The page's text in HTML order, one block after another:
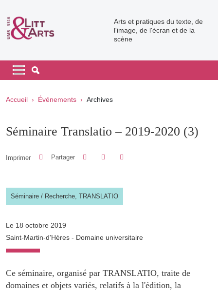
Arts et pratiques du texte, de
l'image, de l'écran et de la
scène
Navigation principale
Navigation principale mobile
Fil d'Ariane
Accueil Événements Archives
Séminaire Translatio – 2019-2020 (3)
Imprimer Partager Partager sur Facebook
Partager sur LinkedIn
Séminaire / Recherche, TRANSLATIO
Le 18 octobre 2019
Saint-Martin-d'Hères - Domaine universitaire
Ce séminaire, organisé par TRANSLATIO, traite de
domaines et objets variés, relatifs à la l'édition, la